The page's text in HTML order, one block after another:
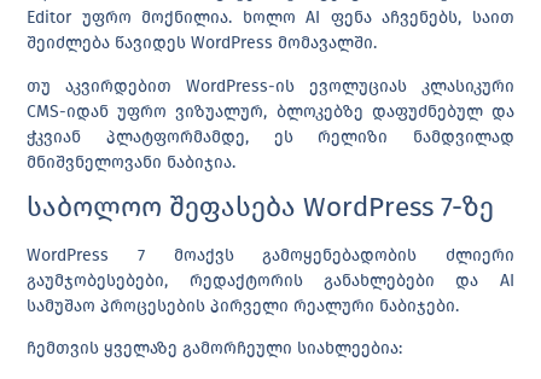
Editor უფრო მოქნილია. ხოლო AI ფენა აჩვენებს, საით
შეიძლება წავიდეს WordPress მომავალში.
თუ აკვირდებით WordPress-ის ევოლუციას კლასიკური
CMS-იდან უფრო ვიზუალურ, ბლოკებზე დაფუძნებულ და
ჭკვიან პლატფორმამდე, ეს რელიზი ნამდვილად
მნიშვნელოვანი ნაბიჯია.
საბოლოო შეფასება WordPress 7-ზე
WordPress 7 მოაქვს გამოყენებადობის ძლიერი
გაუმჯობესებები, რედაქტორის განახლებები და AI
სამუშაო პროცესების პირველი რეალური ნაბიჯები.
ჩემთვის ყველაზე გამორჩეული სიახლეებია: